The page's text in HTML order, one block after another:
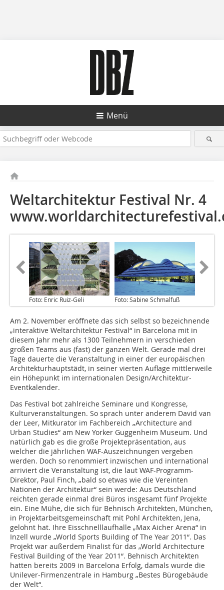
Menü
Weltarchitektur Festival Nr. 4
Foto: Enric Ruiz-Geli Foto: Sabine Schmalfuß
Am 2. November eröffnete das sich selbst so bezeichnende
„inter­aktive Weltarchitektur Festival“ in Barcelona mit in
diesem Jahr mehr als 1300 Teilnehmern in verschieden
großen Teams aus (fast) der ganzen Welt. Gerade mal drei
Tage dauerte die Veranstaltung in einer der europäischen
Architekturhauptstädt, in seiner vierten Auflage mittlerweile
ein Höhepunkt im internationalen Design/Architektur-
Eventkalender.
Das Festival bot zahlreiche Seminare und Kongresse,
Kulturveranstaltungen. So sprach unter anderem David van
der Leer, Mitkurator im Fachbereich „Architecture and
Urban Studies“ am New Yorker Guggenheim Museum. Und
natürlich gab es die große Projektepräsentation, aus
welcher die jährlichen WAF-Auszeichnungen vergeben
werden. Doch so renommiert inzwischen und international
arriviert die Veranstaltung ist, die laut WAF-Programm-
Direktor, Paul Finch, „bald so etwas wie die Vereinten
Nationen der Architektur“ sein werde: Aus Deutschland
reichten gerade einmal drei Büros insgesamt fünf Projekte
ein. Eine Mühe, die sich für Behnisch Architekten, München,
in Projektarbeitsgemeinschaft mit Pohl Architekten, Jena,
gelohnt hat. Ihre Eisschnelllaufhalle „Max Aicher Arena“ in
Inzell wurde „World Sports Building of The Year 2011“. Das
Projekt war außerdem Finalist für das „World Architecture
Festival Building of the Year 2011“. Behnisch Architekten
hatten bereits 2009 in Barcelona Erfolg, damals wurde die
Unilever-Firmenzentrale in Hamburg „Bestes Bürogebäude
der Welt“.